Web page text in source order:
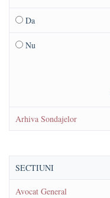
Da
Nu
Arhiva Sondajelor
SECTIUNI
Avocat General